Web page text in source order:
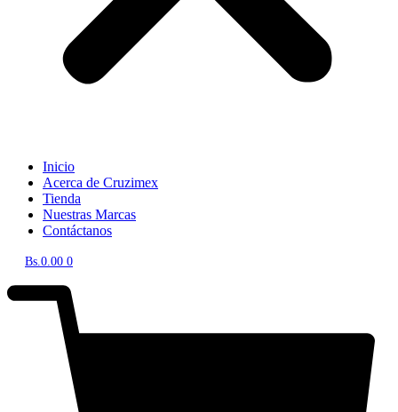
Inicio
Acerca de Cruzimex
Tienda
Nuestras Marcas
Contáctanos
Bs.0.00 0